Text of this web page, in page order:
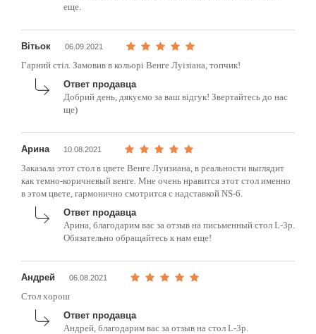
еще.
Вітьок 06.09.2021
Гарний стіл. Замовив в кольорі Венге Луізіана, топчик!
Ответ продавца
Добрий день, дякуємо за ваш відгук! Звертайтесь до нас
ще)
Арина 10.08.2021
Заказала этот стол в цвете Венге Луизиана, в реальности выглядит
как темно-коричневый венге. Мне очень нравится этот стол именно
в этом цвете, гармонично смотрится с надставкой NS-6.
Ответ продавца
Арина, благодарим вас за отзыв на письменный стол L-3p.
Обязательно обращайтесь к нам еще!
Андрей 06.08.2021
Стол хорош
Ответ продавца
Андрей, благодарим вас за отзыв на стол L-3p.